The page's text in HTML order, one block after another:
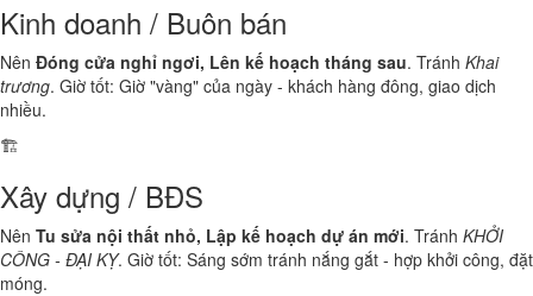
Kinh doanh / Buôn bán
Nên Đóng cửa nghỉ ngơi, Lên kế hoạch tháng sau. Tránh Khai
trương. Giờ tốt: Giờ "vàng" của ngày - khách hàng đông, giao dịch
nhiều.
🏗️
Xây dựng / BĐS
Nên Tu sửa nội thất nhỏ, Lập kế hoạch dự án mới. Tránh KHỞI
CÔNG - ĐẠI KỴ. Giờ tốt: Sáng sớm tránh nắng gắt - hợp khởi công, đặt
móng.